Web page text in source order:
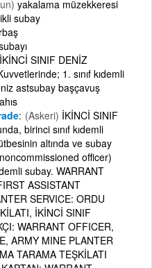
yakalama müzekkeresi
subay
İKİNCİ SINIF DENİZ
1. sınıf kıdemli
astsubay başçavuş
(Askeri) İKİNCİ SINIF
birinci sınıf kıdemli
altında ve subay
officer)
subay. WARRANT
ASSISTANT
SERVICE: ORDU
İKİNCİ SINIF
WARRANT OFFICER,
ARMY MINE PLANTER
TARAMA TEŞKİLATI